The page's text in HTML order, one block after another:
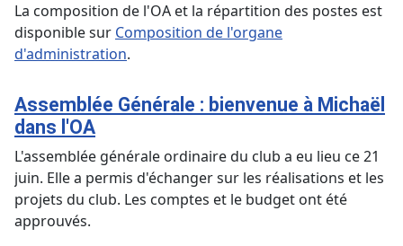
La composition de l'OA et la répartition des postes est
disponible sur Composition de l'organe
d'administration.
Assemblée Générale : bienvenue à Michaël
dans l'OA
L'assemblée générale ordinaire du club a eu lieu ce 21
juin. Elle a permis d'échanger sur les réalisations et les
projets du club. Les comptes et le budget ont été
approuvés.